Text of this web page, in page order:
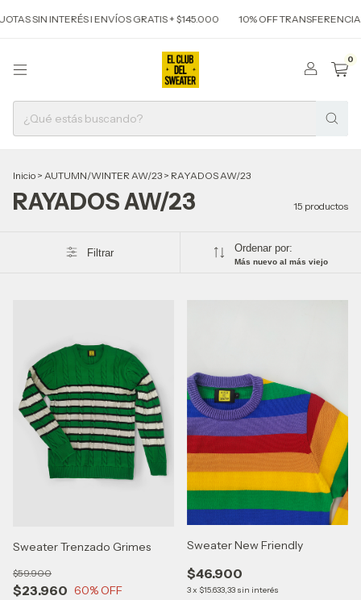
INTERÉS I ENVÍOS GRATIS + $145.000 10% OFF TRANSFERENCIA I 3
0
Inicio > AUTUMN/WINTER AW/23 > RAYADOS AW/23
RAYADOS AW/23 15 productos
Filtrar Ordenar por:
Más nuevo al más viejo
Sweater Trenzado Grimes
$23.960
$59.900
60% OFF
Sweater New Friendly
$46.900
3x $15.633,33 sin interés